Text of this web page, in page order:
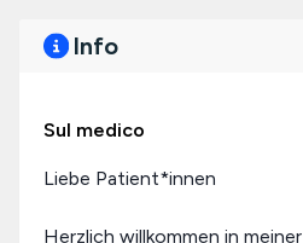
Info
Sul medico
Liebe Patient*innen
Herzlich willkommen in meiner